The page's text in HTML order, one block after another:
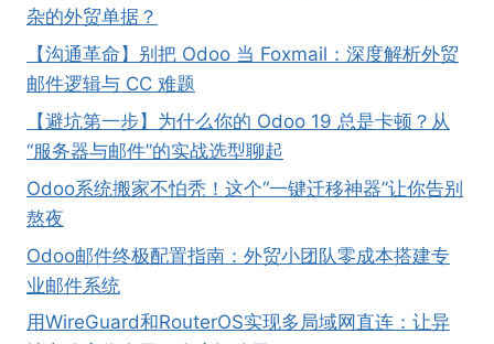
杂的外贸单据？
【沟通革命】别把 Odoo 当 Foxmail：深度解析外贸
邮件逻辑与 CC 难题
【避坑第一步】为什么你的 Odoo 19 总是卡顿？从
“服务器与邮件”的实战选型聊起
Odoo系统搬家不怕秃！这个“一键迁移神器”让你告别
熬夜
Odoo邮件终极配置指南：外贸小团队零成本搭建专
业邮件系统
用WireGuard和RouterOS实现多局域网直连：让异